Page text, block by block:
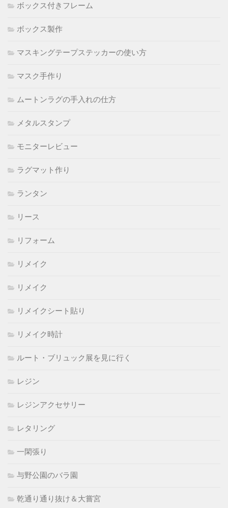
ボックス付きフレーム
ボックス製作
マスキングテープステッカーの使い方
マスク手作り
ムートンラグの手入れの仕方
メタルスタンプ
モニターレビュー
ラグマット作り
ランタン
リース
リフォーム
リメイク
リメイク
リメイクシート貼り
リメイク時計
ルート・ブリュック展を見に行く
レジン
レジンアクセサリー
レタリング
一閑張り
与野公園のバラ園
乾通り通り抜け＆大嘗宮